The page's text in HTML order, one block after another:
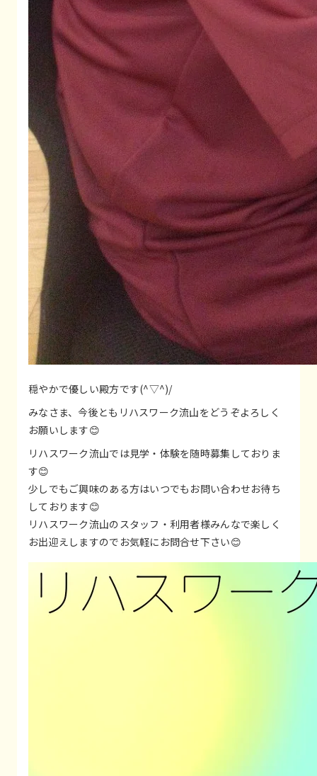
穏やかで優しい殿方です(^▽^)/
みなさま、今後ともリハスワーク流山をどうぞよろしく
お願いします😊
リハスワーク流山では見学・体験を随時募集しておりま
す😊
少しでもご興味のある方はいつでもお問い合わせお待ち
しております😊
リハスワーク流山のスタッフ・利用者様みんなで楽しく
お出迎えしますのでお気軽にお問合せ下さい😊